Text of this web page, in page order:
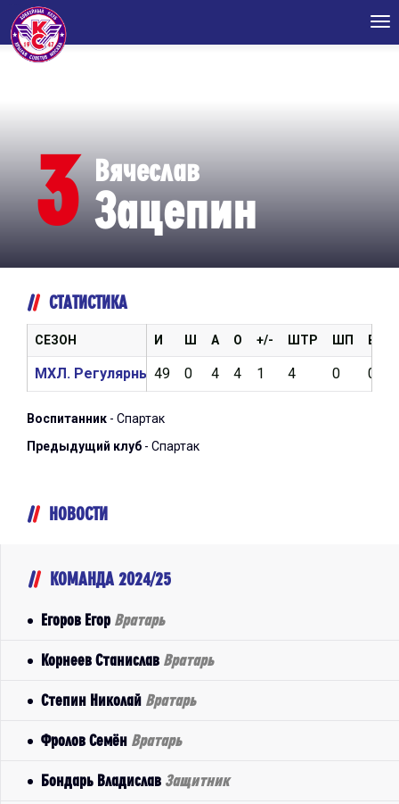
3 Вячеслав
Зацепин
СТАТИСТИКА
И Ш А О +/- ШТР ШП ВБР
49 0 4 4 1 4 0 0
СЕЗОН
МХЛ. Регулярный чемпионат 2024/2025
Воспитанник - Спартак
Предыдущий клуб - Спартак
НОВОСТИ
КОМАНДА 2024/25
Егоров Егор Вратарь
Корнеев Станислав Вратарь
Степин Николай Вратарь
Фролов Семён Вратарь
Бондарь Владислав Защитник